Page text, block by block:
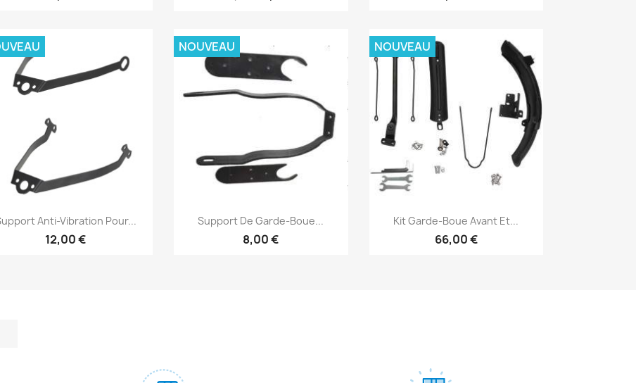
Aperçu rapide
Anti-Vibration Pour...
12,00 €
Aperçu rapide
Support De Garde-Boue...
8,00 €
NOUVEAU
Aperçu rapide
Kit Garde-Boue Avant Et...
66,00 €
NOUVEAU